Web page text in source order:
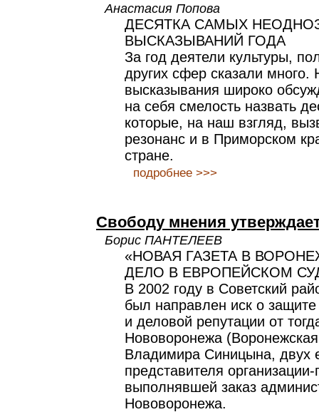
Анастасия Попова
ДЕСЯТКА САМЫХ
ВЫСКАЗЫВАНИЙ ГОДА
За год деятели культуры,
других сфер сказали много.
высказывания широко
на себя смелость назвать
которые, на наш взгляд,
резонанс и в Приморском
стране.
подробнее >>>
Свободу мнения
Борис ПАНТЕЛЕЕВ
«НОВАЯ ГАЗЕТА В
ДЕЛО В ЕВРОПЕЙСКОМ
В 2002 году в Советский
был направлен иск о защите
и деловой репутации от
Нововоронежа
Владимира Синицына, двух
представителя
выполнявшей заказ
Нововоронежа.